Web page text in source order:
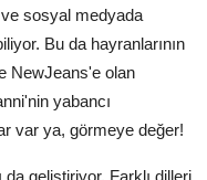
sosyal medyada
Bu da hayranlarının
NewJeans'e olan
yabancı
var ya, görmeye değer!